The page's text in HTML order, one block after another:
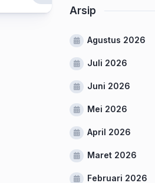
Arsip
Agustus 2026
Juli 2026
Juni 2026
Mei 2026
April 2026
Maret 2026
Februari 2026